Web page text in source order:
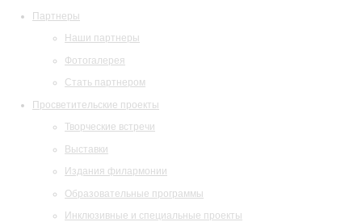
Партнеры
Наши партнеры
Фотогалерея
Стать партнером
Просветительские проекты
Творческие встречи
Выставки
Издания филармонии
Образовательные программы
Инклюзивные и специальные проекты